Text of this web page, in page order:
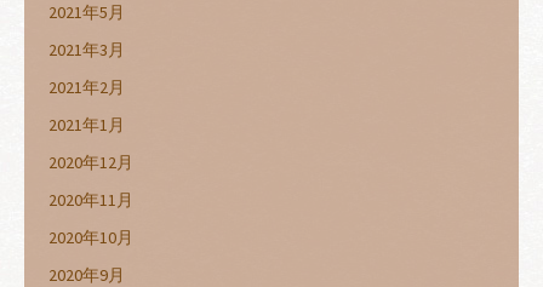
2021年5月
2021年3月
2021年2月
2021年1月
2020年12月
2020年11月
2020年10月
2020年9月